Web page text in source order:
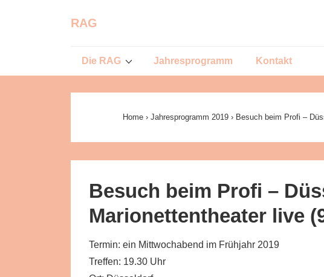
RAG
Main
Navigation
Die RAG Jahresprogramm Kontakt
Home › Jahresprogramm 2019 › Besuch beim Profi –
Besuch beim Profi –
Marionettentheater live
Termin: ein Mittwochabend im Frühjahr 2019
Treffen: 19.30 Uhr